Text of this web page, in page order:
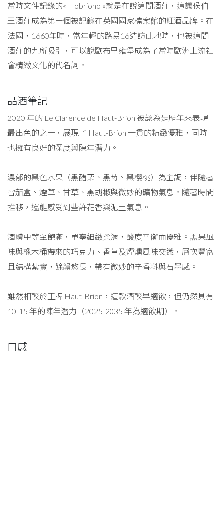
當時文件記錄的« Hobriono »就是在說這間酒莊，這讓侯伯
王酒莊成為第一個被記錄在英國國家檔案館的紅酒品牌。在
法國，1660年時，當年輕的路易16造訪此地時，也被這間
酒莊的九所吸引，可以說歐布里雍堡成為了當時歐洲上流社
會精緻文化的代名詞。
品酒筆記
2020 年的 Le Clarence de Haut-Brion 被認為是歷年來表現
最出色的之一，展現了 Haut-Brion 一貫的精緻優雅，同時
也擁有良好的深度與陳年潛力。
濃郁的黑色水果（黑醋栗、黑莓、黑櫻桃）為主調，伴隨著
雪茄盒、煙草、甘草、黑胡椒與微妙的礦物氣息。隨著時間
推移，還能感受到些許花香與泥土氣息。
酒體中等至飽滿，單寧細緻柔滑，酸度平衡而優雅。黑果風
味與橡木桶帶來的巧克力、香草及煙燻風味交織，層次豐富
且結構紮實，餘韻悠長，帶有微妙的辛香料與石墨感。
雖然相較於正牌 Haut-Brion，這款酒較早適飲，但仍然具有
10-15 年的陳年潛力（2025-2035 年為適飲期）。
口感